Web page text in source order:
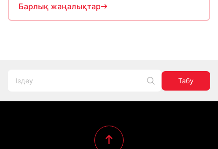
Барлық жаңалықтар
Табу